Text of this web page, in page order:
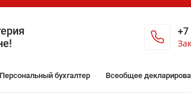
+7
Персональный бухгалтер Всеобщее